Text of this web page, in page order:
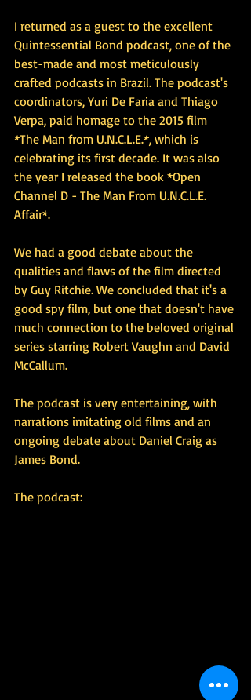
I returned as a guest to the excellent
Quintessential Bond podcast, one of the
best-made and most meticulously
crafted podcasts in Brazil. The podcast's
coordinators, Yuri De Faria and Thiago
Verpa, paid homage to the 2015 film
*The Man from U.N.C.L.E.*, which is
celebrating its first decade. It was also
the year I released the book *Open
Channel D - The Man From U.N.C.L.E.
Affair*.
We had a good debate about the
qualities and flaws of the film directed
by Guy Ritchie. We concluded that it's a
good spy film, but one that doesn't have
much connection to the beloved original
series starring Robert Vaughn and David
McCallum.
The podcast is very entertaining, with
narrations imitating old films and an
ongoing debate about Daniel Craig as
James Bond.
The podcast: